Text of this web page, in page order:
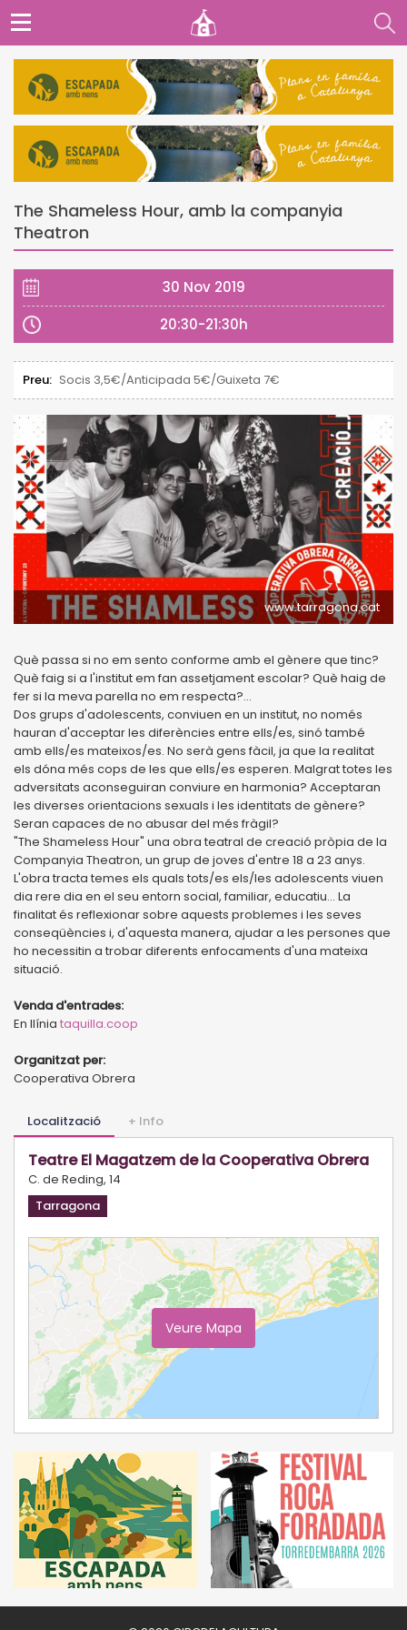
The Shameless Hour, amb la companyia
Theatron
30 Nov 2019
20:30-21:30h
Preu: Socis 3,5€/Anticipada 5€/Guixeta 7€
www.tarragona.cat
Què passa si no em sento conforme amb el gènere que tinc?
Què faig si a l'institut em fan assetjament escolar? Què haig de
fer si la meva parella no em respecta?...
Dos grups d'adolescents, conviuen en un institut, no només
hauran d'acceptar les diferències entre ells/es, sinó també
amb ells/es mateixos/es. No serà gens fàcil, ja que la realitat
els dóna més cops de les que ells/es esperen. Malgrat totes les
adversitats aconseguiran conviure en harmonia? Acceptaran
les diverses orientacions sexuals i les identitats de gènere?
Seran capaces de no abusar del més fràgil?
"The Shameless Hour" una obra teatral de creació pròpia de la
Companyia Theatron, un grup de joves d'entre 18 a 23 anys.
L'obra tracta temes els quals tots/es els/les adolescents viuen
dia rere dia en el seu entorn social, familiar, educatiu... La
finalitat és reflexionar sobre aquests problemes i les seves
conseqüències i, d'aquesta manera, ajudar a les persones que
ho necessitin a trobar diferents enfocaments d'una mateixa
situació.
Venda d'entrades:
En llínia taquilla.coop
Organitzat per:
Cooperativa Obrera
Localització + Info
Teatre El Magatzem de la Cooperativa Obrera
C. de Reding, 14
Tarragona
Veure Mapa